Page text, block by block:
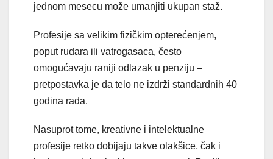
jednom mesecu može umanjiti ukupan staž.
Profesije sa velikim fizičkim opterećenjem,
poput rudara ili vatrogasaca, često
omogućavaju raniji odlazak u penziju –
pretpostavka je da telo ne izdrži standardnih 40
godina rada.
Nasuprot tome, kreativne i intelektualne
profesije retko dobijaju takve olakšice, čak i